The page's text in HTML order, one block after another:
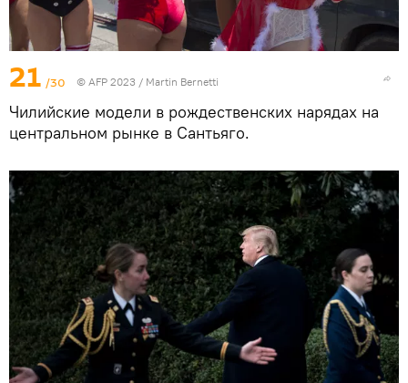
21 /30 © AFP 2023 / Martin Bernetti
Чилийские модели в рождественских нарядах на
центральном рынке в Сантьяго.